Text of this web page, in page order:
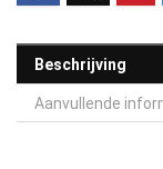
Beschrijving
Aanvullende